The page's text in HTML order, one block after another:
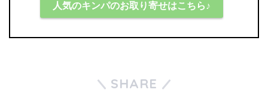
人気のキンパのお取り寄せはこちら♪
SHARE